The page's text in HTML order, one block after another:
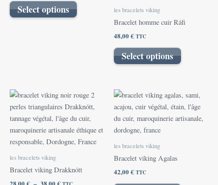
Select options
Les
options
du
produit
les bracelets viking
Bracelet homme cuir Ráfi
48,00€TTC
Select options
les bracelets viking
Bracelet viking Drakknótt
Plage
prix :
28,00 €
38,00 €
Ce
produit
a
plusieurs
variations.
les bracelets viking
Bracelet viking Agalas
42,00€TTC